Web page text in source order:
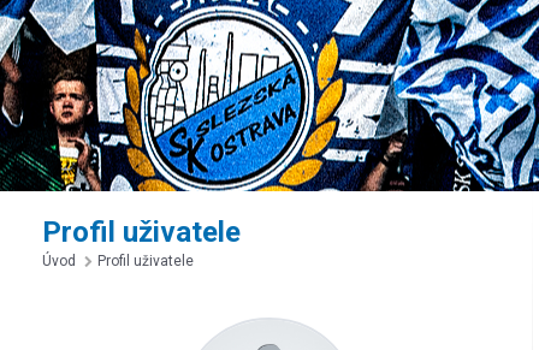
Profil uživatele
Úvod Profil uživatele